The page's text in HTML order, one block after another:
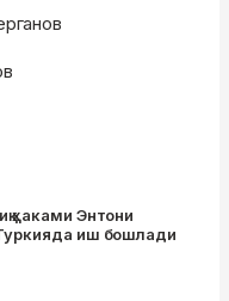
ҳаками Энтони
Туркияда иш бошлади